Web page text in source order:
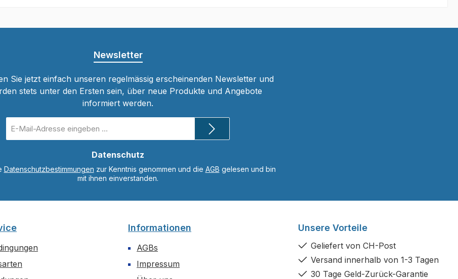
Newsletter
Sie jetzt einfach unseren regelmässig erscheinenden Newsletter und
stets unter den Ersten sein, über neue Produkte und Angebote
informiert werden.
Mail-
Adresse
Datenschutz
Datenschutzbestimmungen zur Kenntnis genommen und die AGB gelesen und bin
mit ihnen einverstanden.
Informationen
AGBs
Impressum
Unsere Vorteile
Geliefert von CH-Post
Versand innerhalb von 1-3 Tagen
30 Tage Geld-Zurück-Garantie